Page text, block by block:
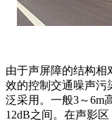
由于声屏障的结构相
效的控制交通噪声污
泛采用。一般3～6m
12dB之间。在声影